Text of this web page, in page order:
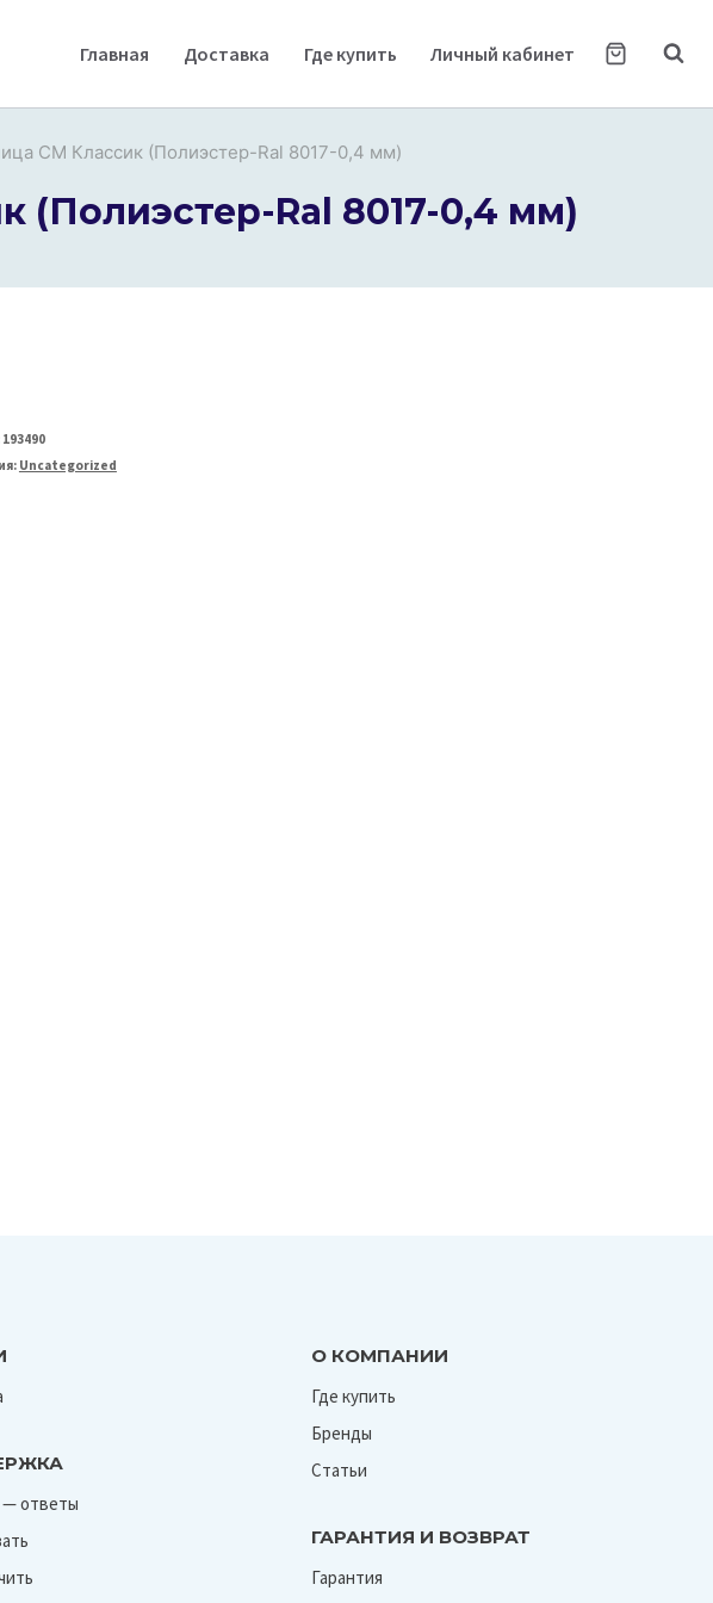
Главная Доставка Где купить Личный кабинет
СМ Классик (Полиэстер-Ral 8017-0,4 мм)
(Полиэстер-Ral 8017-0,4 мм)
193490
Uncategorized
ответы
О КОМПАНИИ
Где купить
Бренды
Статьи
ГАРАНТИЯ И ВОЗВРАТ
Гарантия